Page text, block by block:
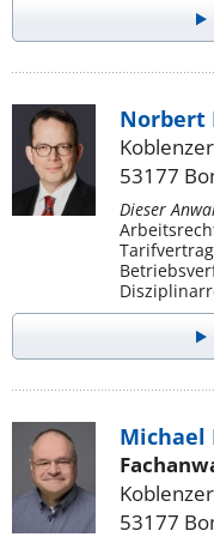
Norbert
53177
Dieser
Michael
53177